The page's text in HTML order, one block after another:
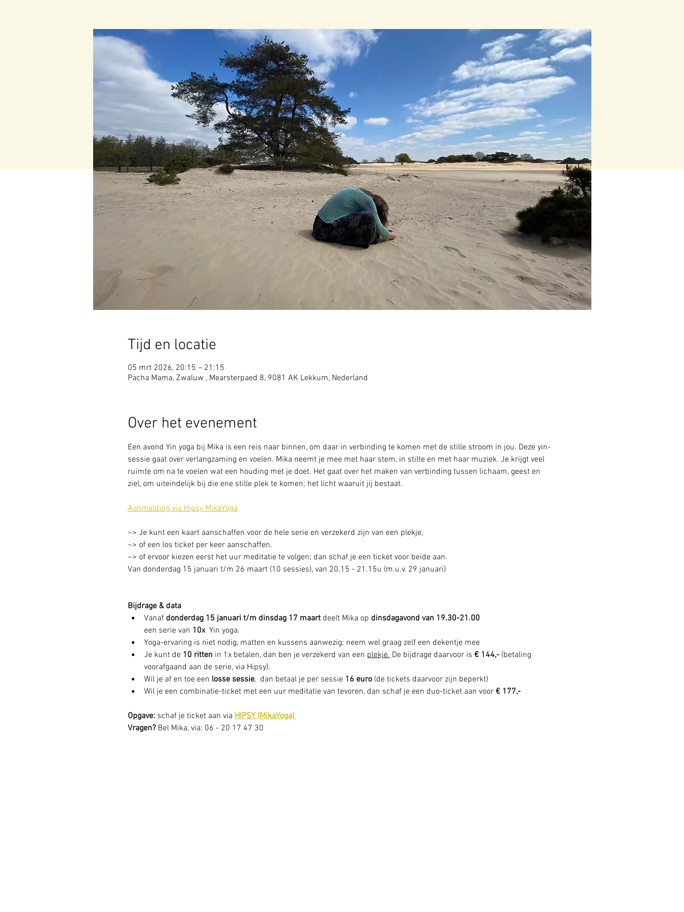
Tijd en locatie
05 mrt 2026, 20:15 – 21:15
Pacha Mama, Zwaluw , Mearsterpaed 8, 9081 AK Lekkum, Nederland
Over het evenement
Een avond Yin yoga bij Mika is een reis naar binnen, om daar in verbinding te komen met de stille stroom in jou. Deze yin-
sessie gaat over verlangzaming en voelen. Mika neemt je mee met haar stem, in stilte en met haar muziek. Je krijgt veel
ruimte om na te voelen wat een houding met je doet. Het gaat over het maken van verbinding tussen lichaam, geest en
ziel, om uiteindelijk bij die ene stille plek te komen; het licht waaruit jij bestaat.
Aanmelding via Hipsy MikaYoga
~> Je kunt een kaart aanschaffen voor de hele serie en verzekerd zijn van een plekje,
~> of een los ticket per keer aanschaffen.
~> of ervoor kiezen eerst het uur meditatie te volgen; dan schaf je een ticket voor beide aan.
Van donderdag 15 januari t/m 26 maart (10 sessies), van 20.15 - 21.15u (m.u.v. 29 januari)
Bijdrage & data
Vanaf donderdag 15 januari t/m dinsdag 17 maart deelt Mika op dinsdagavond van 19.30-21.00
een serie van 10x Yin yoga.
Yoga-ervaring is niet nodig, matten en kussens aanwezig; neem wel graag zelf een dekentje mee
Je kunt de 10 ritten in 1x betalen, dan ben je verzekerd van een plekje. De bijdrage daarvoor is € 144,- (betaling
voorafgaand aan de serie, via Hipsy).
Wil je af en toe een losse sessie,  dan betaal je per sessie 16 euro (de tickets daarvoor zijn beperkt)
Wil je een combinatie-ticket met een uur meditatie van tevoren, dan schaf je een duo-ticket aan voor € 177,-
Opgave: schaf je ticket aan via HIPSY (MikaYoga)
Vragen? Bel Mika, via: 06 - 20 17 47 30